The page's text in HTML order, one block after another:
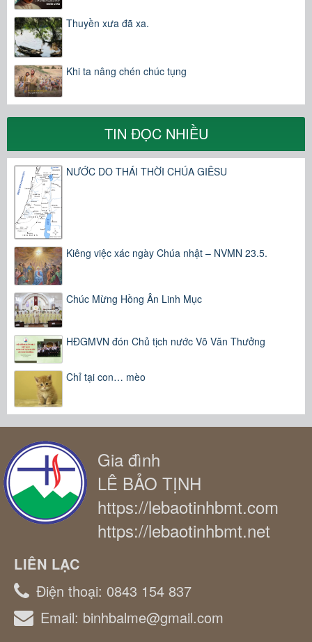
Thuyền xưa đã xa.
Khi ta nâng chén chúc tụng
TIN ĐỌC NHIỀU
NƯỚC DO THÁI THỜI CHÚA GIÊSU
Kiêng việc xác ngày Chúa nhật – NVMN 23.5.
Chúc Mừng Hồng Ân Linh Mục
HĐGMVN đón Chủ tịch nước Võ Văn Thưởng
Chỉ tại con… mèo
Gia đình
LÊ BẢO TỊNH
https://lebaotinhbmt.com
https://lebaotinhbmt.net
LIÊN LẠC
Điện thoại: 0843 154 837
Email: binhbalme@gmail.com